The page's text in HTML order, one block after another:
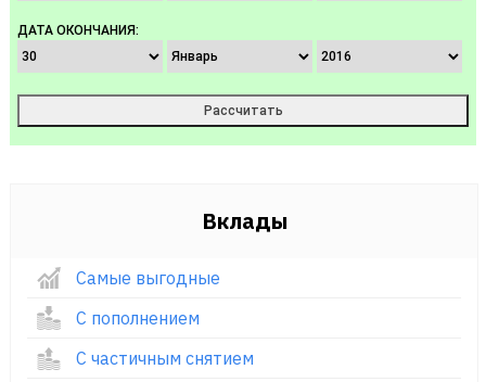
ДАТА ОКОНЧАНИЯ:
Вклады
Самые выгодные
С пополнением
С частичным снятием